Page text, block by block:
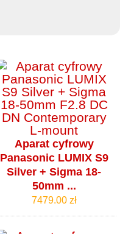
Aparat cyfrowy
Panasonic LUMIX S9
Silver + Sigma 18-
50mm ...
7479.00 zł